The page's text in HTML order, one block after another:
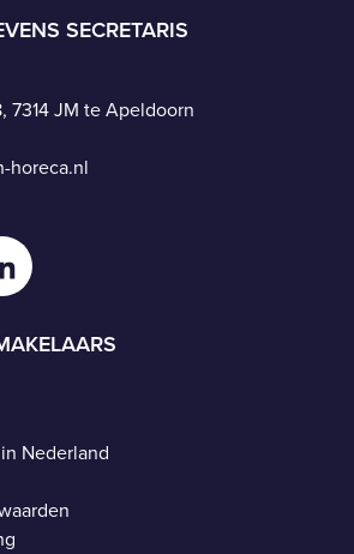
SECRETARIS
7314 JM te Apeldoorn
horeca.nl
Nederland